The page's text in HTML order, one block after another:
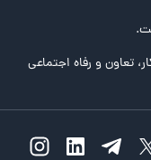
تعاون و رفاه اجتماعی